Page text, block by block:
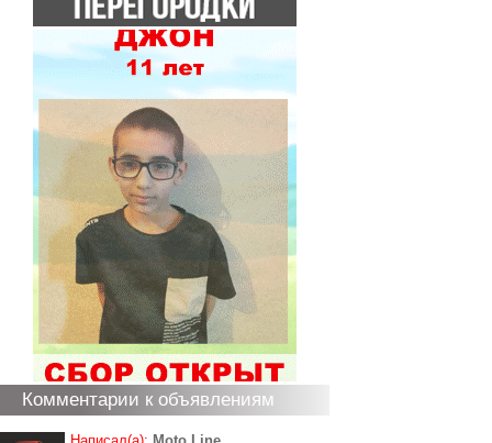
Комментарии к объявлениям